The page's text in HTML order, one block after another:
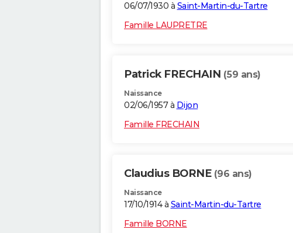
06/07/1930 à Saint-Martin-du-Tartre
Famille LAUPRETRE
Patrick FRECHAIN (59 ans)
Naissance
02/06/1957 à Dijon
Famille FRECHAIN
Claudius BORNE (96 ans)
Naissance
17/10/1914 à Saint-Martin-du-Tartre
Famille BORNE